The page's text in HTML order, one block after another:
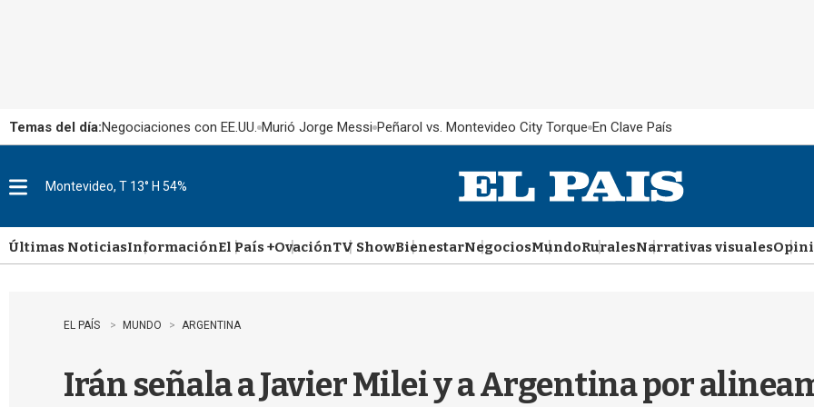
Temas del día:Negociaciones con EE.UU. Murió Jorge Messi Peñarol vs. Montevideo City Torque En Clave País
u
Montevideo, T 13° H 54%
Últimas NoticiasInformaciónEl País +OvaciónTV ShowBienestarNegociosMundoRuralesNarrativas visuales
EL PAÍS MUNDO ARGENTINA
Irán señala a Javier Milei y a Argentina por